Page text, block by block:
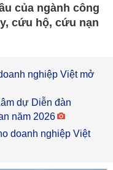
của ngành công
cứu hộ, cứu nạn
nghiệp Việt mở
dự Diễn đàn
năm 2026
doanh nghiệp Việt